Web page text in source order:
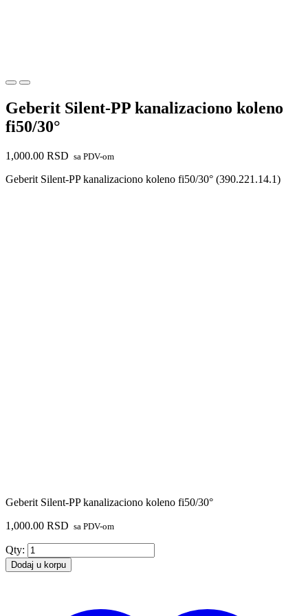
Geberit Silent-PP kanalizaciono koleno
fi50/30°
1,000.00 RSD sa PDV-om
Geberit Silent-PP kanalizaciono koleno fi50/30° (390.221.14.1)
Geberit Silent-PP kanalizaciono koleno fi50/30°
1,000.00 RSD sa PDV-om
Qty: Geberit
Silent-
PP
Dodaj u korpu